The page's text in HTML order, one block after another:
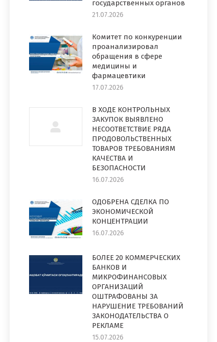
государственных органов
21.07.2026
Комитет по конкуренции
проанализировал
обращения в сфере
медицины и
фармацевтики
17.07.2026
В ХОДЕ КОНТРОЛЬНЫХ
ЗАКУПОК ВЫЯВЛЕНО
НЕСООТВЕТСТВИЕ РЯДА
ПРОДОВОЛЬСТВЕННЫХ
ТОВАРОВ ТРЕБОВАНИЯМ
КАЧЕСТВА И
БЕЗОПАСНОСТИ
16.07.2026
ОДОБРЕНА СДЕЛКА ПО
ЭКОНОМИЧЕСКОЙ
КОНЦЕНТРАЦИИ
16.07.2026
БОЛЕЕ 20 КОММЕРЧЕСКИХ
БАНКОВ И
МИКРОФИНАНСОВЫХ
ОРГАНИЗАЦИЙ
ОШТРАФОВАНЫ ЗА
НАРУШЕНИЕ ТРЕБОВАНИЙ
ЗАКОНОДАТЕЛЬСТВА О
РЕКЛАМЕ
15.07.2026